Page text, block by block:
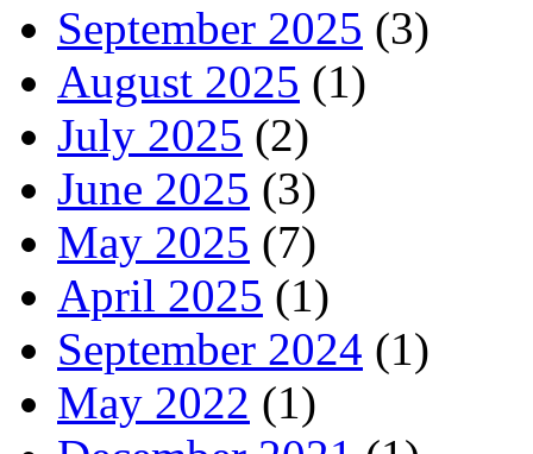
September 2025 (3)
August 2025 (1)
July 2025 (2)
June 2025 (3)
May 2025 (7)
April 2025 (1)
September 2024 (1)
May 2022 (1)